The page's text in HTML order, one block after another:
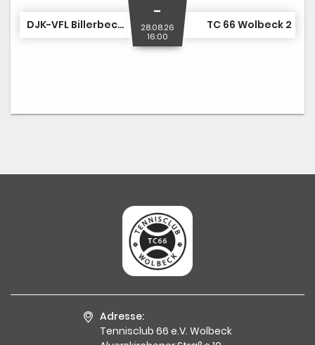
DJK-VFL Billerbeck 1
-
28.08.26
16:00
TC 66 Wolbeck 2
Adresse:
Tennisclub 66 e.V. Wolbeck